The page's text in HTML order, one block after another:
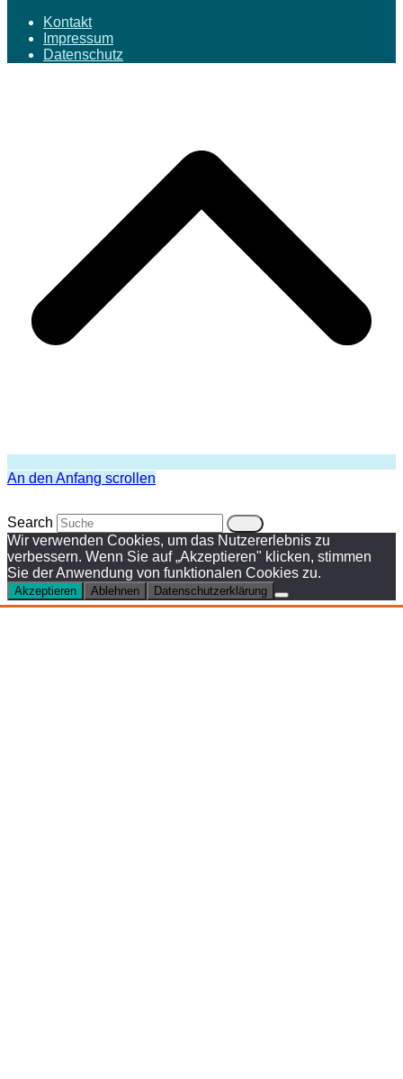
Kontakt
Impressum
Datenschutz
An den Anfang scrollen
Search
Wir verwenden Cookies, um das Nutzererlebnis zu
verbessern. Wenn Sie auf „Akzeptieren" klicken, stimmen
Sie der Anwendung von funktionalen Cookies zu.
Akzeptieren Ablehnen Datenschutzerklärung